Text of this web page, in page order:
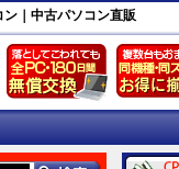
｜中古パソコン直販